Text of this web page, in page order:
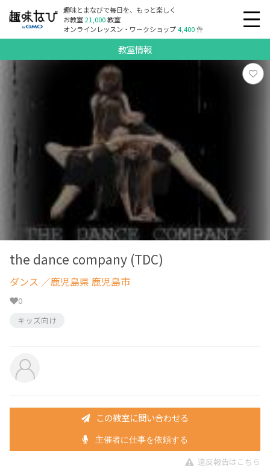
趣味とまなびで毎日を、もっと楽しく
お教室21,000教室
オンラインレッスン・ワークショップ4,400件
教室情報
the dance company (TDC)
ダンス ／鹿児島県 鹿児島市
0
キッズ向け
この教室に問い合わせる
主催者に仕事を依頼する
違反報告はこちら